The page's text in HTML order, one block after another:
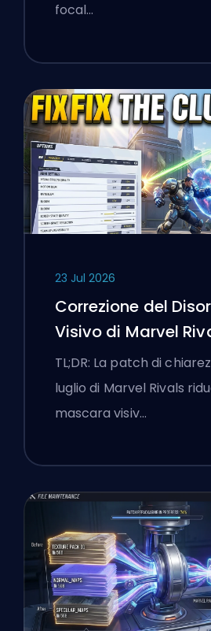
focal…
23 Jul 2026
Correzione del
Visivo di Marvel
Impostazioni
Dopo la Patch del
TL;DR: La patch di
luglio di Marvel Rivals
mascara visiv…